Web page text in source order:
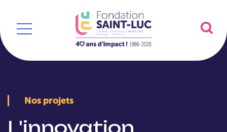
Nos projets
L'innovation